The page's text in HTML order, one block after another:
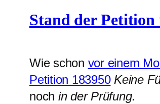
Stand der
Wie schon vor einem
Petition 183950 Keine
noch in der Prüfung.